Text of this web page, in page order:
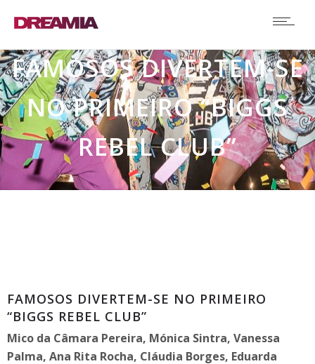
FAMOSOS DIVERTEM-SE
NO PRIMEIRO “BIGGS
REBEL CLUB”
FAMOSOS DIVERTEM-SE NO PRIMEIRO
“BIGGS REBEL CLUB”
Mico da Câmara Pereira, Mónica Sintra, Vanessa
Palma, Ana Rita Rocha, Cláudia Borges, Eduarda